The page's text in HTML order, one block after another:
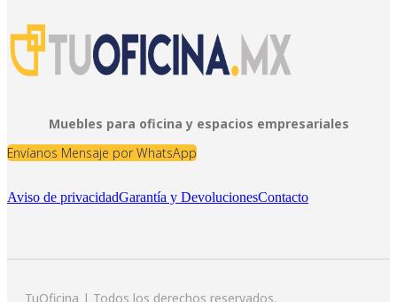
Muebles para oficina y espacios empresariales
Envíanos Mensaje por WhatsApp
Aviso de privacidadGarantía y DevolucionesContacto
TuOficina | Todos los derechos reservados.